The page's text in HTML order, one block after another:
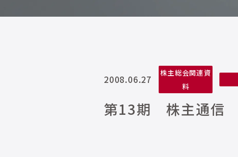
2008.06.27
株主総会関連資
料
第13期 株主通信